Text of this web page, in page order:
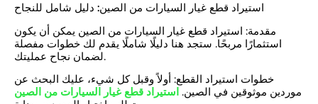
استيراد قطع غيار السيارات من الصين: دليل شامل للنجاح
مقدمة: استيراد قطع غيار السيارات من الصين يمكن أن يكون
استثمارًا مربحًا. ستجد هنا دليلًا شاملًا يقدم لك خطوات مفصلة
لضمان نجاح عمليتك.
خطوات استيراد القطع: أولاً وقبل كل شيء، عليك البحث عن
موردين موثوقين في الصين. استيراد قطع غيار السيارات من الصين